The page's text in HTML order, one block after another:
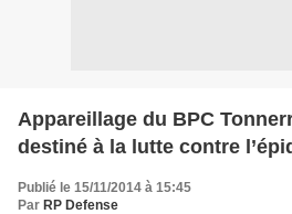
Appareillage du BPC
destiné à la lutte contre
Publié le 15/11/2014 à 15:45
Par RP Defense